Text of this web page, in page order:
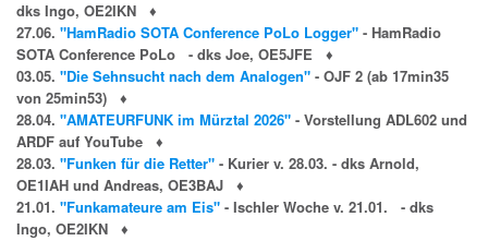
dks Ingo, OE2IKN
♦
27.06. "HamRadio SOTA Conference PoLo Logger" - HamRadio
SOTA Conference PoLo - dks Joe, OE5JFE
♦
03.05. "Die Sehnsucht nach dem Analogen" - OJF 2 (ab 17min35
von 25min53)
♦
28.04. "AMATEURFUNK im Mürztal 2026" - Vorstellung ADL602 und
ARDF auf YouTube
♦
28.03. "Funken für die Retter" - Kurier v. 28.03. - dks Arnold,
OE1IAH und Andreas, OE3BAJ
♦
21.01. "Funkamateure am Eis" - Ischler Woche v. 21.01. - dks
Ingo, OE2IKN
♦